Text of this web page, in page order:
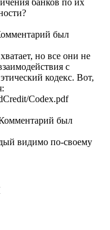
банков по их
был
но все они не
с
кодекс. Вот,
Codex.pdf
был
видимо по-своему